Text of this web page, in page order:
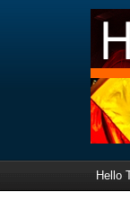
Hello